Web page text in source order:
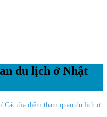
du lịch ở Nhật
/ Các địa điểm tham quan du lịch ở